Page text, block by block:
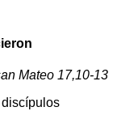
Mateo 17,10-13